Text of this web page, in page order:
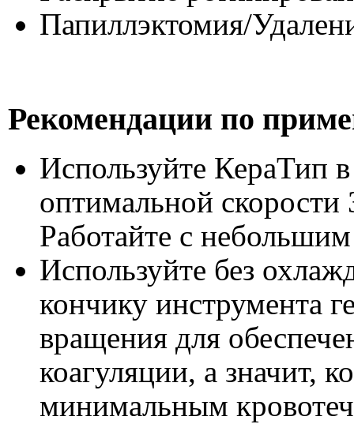
Папиллэктомия/
Рекомендации по
Используйте КераТип
оптимальной
Работайте с
Используйте без
кончику инструмента
вращения для
коагуляции, а значит,
минимальным